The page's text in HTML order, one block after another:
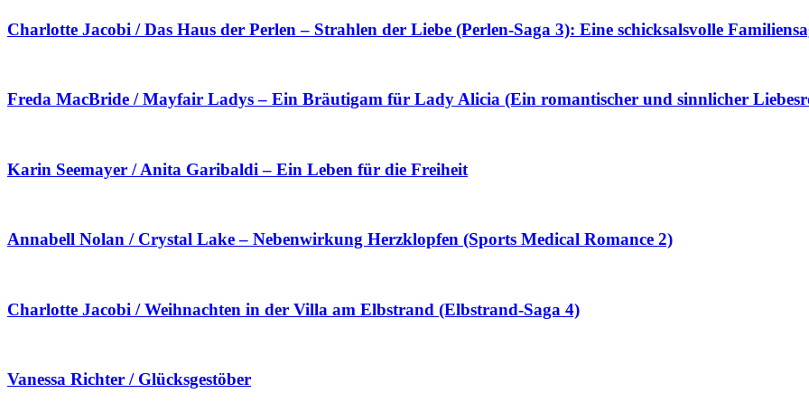
Charlotte Jacobi / Das Haus der Perlen – Strahlen der Liebe (Perlen-Saga 3): Eine schicksalsvolle
Freda MacBride / Mayfair Ladys – Ein Bräutigam für Lady Alicia (Ein romantischer und sinnlicher
Karin Seemayer / Anita Garibaldi – Ein Leben für die Freiheit
Annabell Nolan / Crystal Lake – Nebenwirkung Herzklopfen (Sports Medical Romance 2)
Charlotte Jacobi / Weihnachten in der Villa am Elbstrand (Elbstrand-Saga 4)
Vanessa Richter / Glücksgestöber